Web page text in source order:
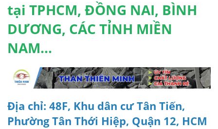
tại TPHCM, ĐỒNG NAI, BÌNH
DƯƠNG, CÁC TỈNH MIỀN
NAM...
Địa chỉ: 48F, Khu dân cư Tân Tiến,
Phường Tân Thới Hiệp, Quận 12, HCM